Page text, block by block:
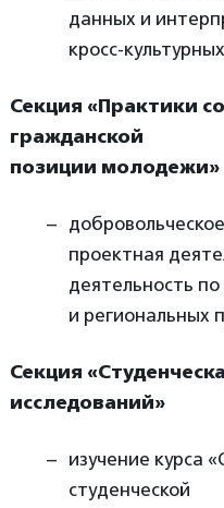
данных и
кросс-
Секция «Практики
гражданской
позиции молодежи»
проектная
деятельность
и региональных
Секция
исследований»
изучение курса
студенческой